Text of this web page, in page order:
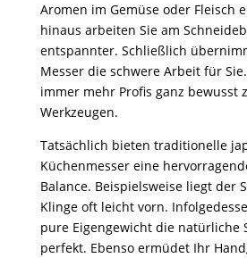
Aromen im Gemüse oder Fleisch
hinaus arbeiten Sie am
entspannter. Schließlich
Messer die schwere Arbeit für
immer mehr Profis ganz bewusst
Werkzeugen.
Tatsächlich bieten traditionelle
Küchenmesser eine
Balance. Beispielsweise liegt der
Klinge oft leicht vorn.
pure Eigengewicht die natürliche
perfekt. Ebenso ermüdet Ihr